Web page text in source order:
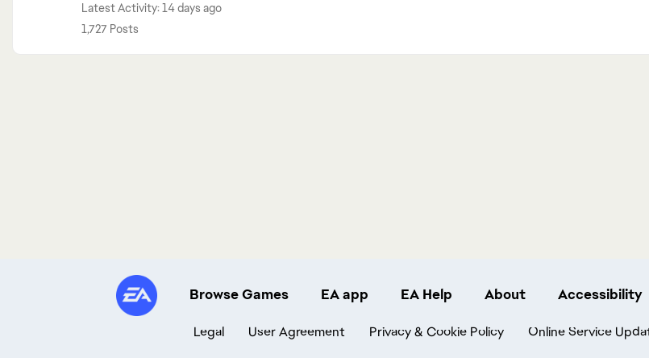
Latest Activity: 14 days ago
1,727 Posts
Browse Games EA app EA Help About Accessibility
Legal User Agreement Privacy & Cookie Policy Online Service